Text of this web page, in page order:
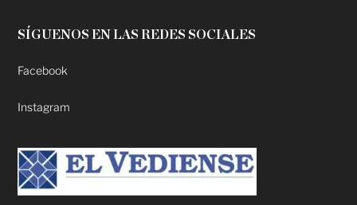
SÍGUENOS EN LAS REDES SOCIALES
Facebook
Instagram